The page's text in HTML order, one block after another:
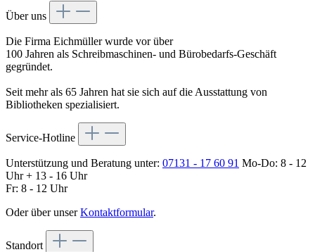
Über uns
Die Firma Eichmüller wurde vor über
100 Jahren als Schreibmaschinen- und Bürobedarfs-Geschäft
gegründet.
Seit mehr als 65 Jahren hat sie sich auf die Ausstattung von
Bibliotheken spezialisiert.
Service-Hotline
Unterstützung und Beratung unter: 07131 - 17 60 91 Mo-Do: 8 - 12
Uhr + 13 - 16 Uhr
Fr: 8 - 12 Uhr
Oder über unserKontaktformular.
Standort